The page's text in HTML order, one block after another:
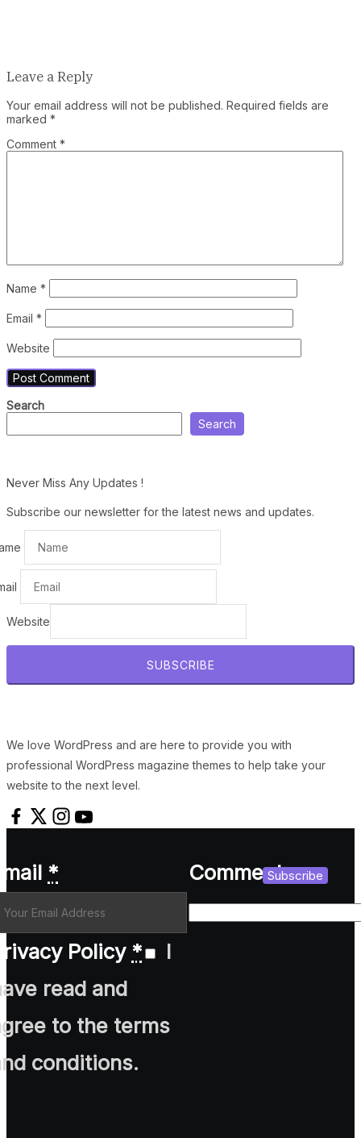
Leave a Reply
Your email address will not be published. Required fields are
marked *
Comment *
Name *
Email *
Website
Search
Search
Never Miss Any Updates !
Subscribe our newsletter for the latest news and updates.
Website
SUBSCRIBE
We love WordPress and are here to provide you with
professional WordPress magazine themes to help take your
website to the next level.
*
Policy *
I
read and
to the terms
conditions.
CommentSubscribe